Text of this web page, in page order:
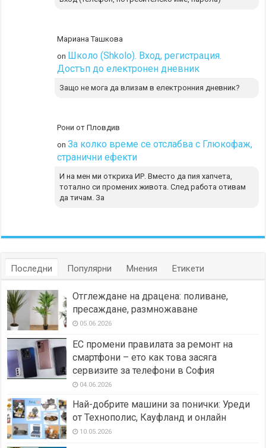
Мариана Ташкова
on Школо (Shkolo). Вход, регистрация.
Достъп до електронен дневник
Защо не мога да влизам в електронния дневник?
Рони от Пловдив
onЗа колко време се отслабва с Глюкофаж,
странични ефекти
И на мен ми откриха ИР. Вместо да пия хапчета,
тотално си промених живота. След работа отивам
да тичам. За
Последни Популярни Мнения Етикети
Отглеждане на драцена: поливане,
пресаждане, размножаване
05.06.2026
ЕС промени правилата за ремонт на
смартфони – ето как това засяга
сервизите за телефони в София
04.06.2026
Най-добрите машини за понички: Уреди
от Технополис, Кауфланд и онлайн
10.05.2026